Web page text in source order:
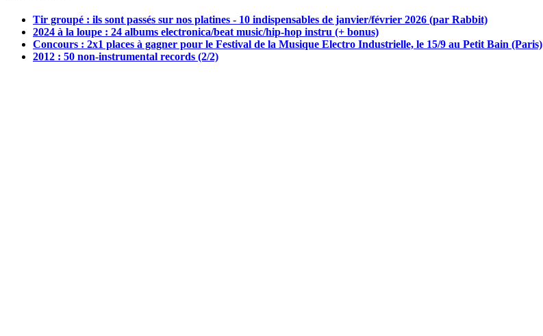
Tir groupé : ils sont passés sur nos platines - 10 indispensables de janvier/février 2026 (par Rabbit)
2024 à la loupe : 24 albums electronica/beat music/hip-hop instru (+ bonus)
Concours : 2x1 places à gagner pour le Festival de la Musique Electro Industrielle, le 15/9 au Petit Bain (Paris)
2012 : 50 non-instrumental records (2/2)